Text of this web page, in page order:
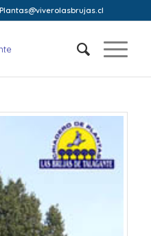
Plantas@viverolasbrujas.cl